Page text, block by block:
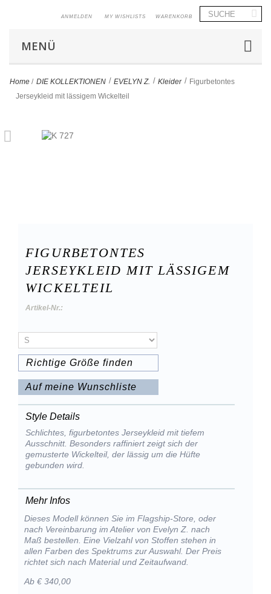
WARENKORB
MY WISHLISTS
ANMELDEN
MENÜ
Home / DIE KOLLEKTIONEN > EVELYN Z. > Kleider > Figurbetontes
Jerseykleid mit lässigem Wickelteil
FIGURBETONTES
JERSEYKLEID MIT LÄSSIGEM
WICKELTEIL
Artikel-Nr.:
Richtige Größe finden
Auf meine Wunschliste
Style Details
Schlichtes, figurbetontes Jerseykleid mit tiefem
Ausschnitt. Besonders raffiniert zeigt sich der
gemusterte Wickelteil, der lässig um die Hüfte
gebunden wird.
Mehr Infos
Dieses Modell können Sie im Flagship-Store, oder
nach Vereinbarung im Atelier von Evelyn Z. nach
Maß bestellen. Eine Vielzahl von Stoffen stehen in
allen Farben des Spektrums zur Auswahl. Der Preis
richtet sich nach Material und Zeitaufwand.
Ab € 340,00